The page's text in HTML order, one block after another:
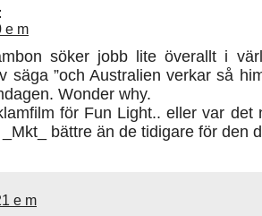
e m
söker jobb lite överallt i
säga ”och Australien verkar så
Wonder why.
för Fun Light.. eller var det
bättre än de tidigare för den
e m